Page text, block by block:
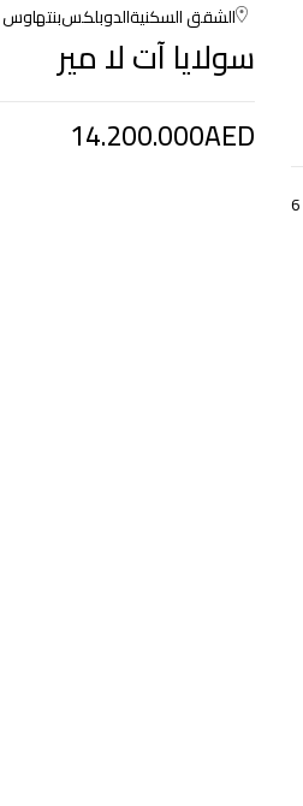
الشقق السكنيةالدوبلكسبنتهاوس
سولايا آت لا مير
14.200.000AED